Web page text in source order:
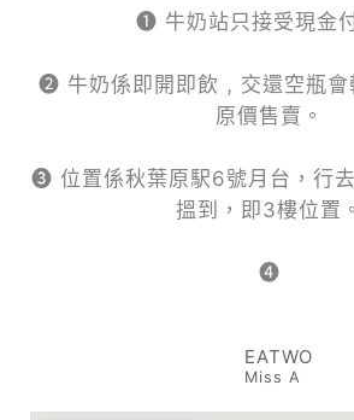
❶ 牛奶站只接受現金
❷ 牛奶係即開即飲﹐交還空瓶會
原價售賣。
❸ 位置係秋葉原駅6號月台，行
搵到，即3樓位置。
❹
EATWO
Miss A